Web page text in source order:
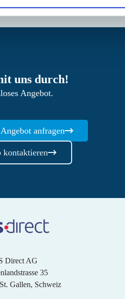
uns durch!
Angebot.
anfragen
kontaktieren
Direct AG
35
Gallen, Schweiz